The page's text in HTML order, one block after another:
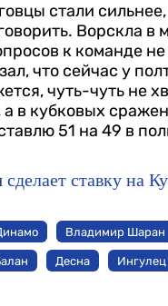
стали
Ворскла
к команде
что сейчас у
чуть-чуть не
а в кубковых
51 на 49 в
ставку на
Владимир Шаран
Десна Ингулец